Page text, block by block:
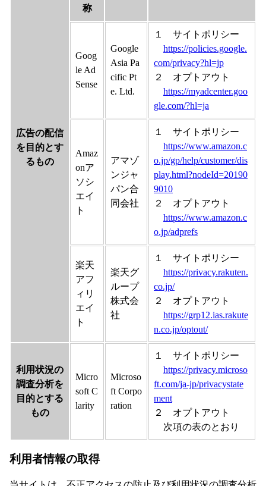
広告の配信
を目的とす
るもの
称
Goog
le Ad
Sense
Google
Asia Pa
cific Pt
e. Ltd.
１ サイトポリシー
https://policies.google.
com/privacy?hl=jp
２ オプトアウト
https://myadcenter.goo
gle.com/?hl=ja
Amaz
onア
ソシ
エイ
ト
アマゾ
ンジャ
パン合
同会社
１ サイトポリシー
https://www.amazon.c
o.jp/gp/help/customer/dis
play.html?nodeId=20190
9010
２ オプトアウト
https://www.amazon.c
o.jp/adprefs
楽天
アフ
ィリ
エイ
ト
楽天グ
ループ
株式会
社
１ サイトポリシー
https://privacy.rakuten.
co.jp/
２ オプトアウト
https://grp12.ias.rakute
n.co.jp/optout/
利用状況の
調査分析を
目的とする
もの
Micro
soft C
larity
Microso
ft Corpo
ration
１ サイトポリシー
https://privacy.microso
ft.com/ja-jp/privacystate
ment
２ オプトアウト
次項の表のとおり
利用者情報の取得